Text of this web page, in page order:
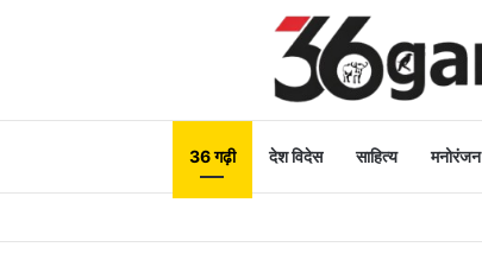
36 गढ़ी देश विदेस साहित्य मनोरंजन
पौधारोपण, बोले हरियाली बढ़ेगी तो पर्यावरण भी स्वस्थ और सुंदर बनेगा